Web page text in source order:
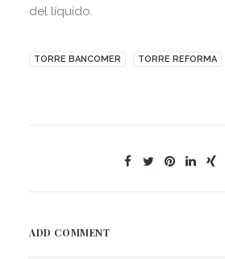
del líquido.
TORRE BANCOMER TORRE REFORMA
ADD COMMENT